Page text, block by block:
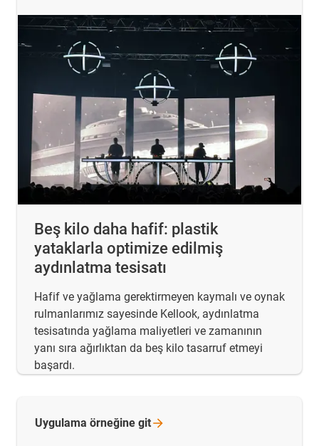
Beş kilo daha hafif: plastik
yataklarla optimize edilmiş
aydınlatma tesisatı
Hafif ve yağlama gerektirmeyen kaymalı ve oynak
rulmanlarımız sayesinde Kellook, aydınlatma
tesisatında yağlama maliyetleri ve zamanının
yanı sıra ağırlıktan da beş kilo tasarruf etmeyi
başardı.
Uygulama örneğine git